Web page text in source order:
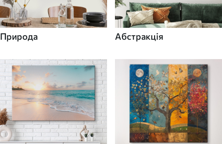
Природа Абстракція